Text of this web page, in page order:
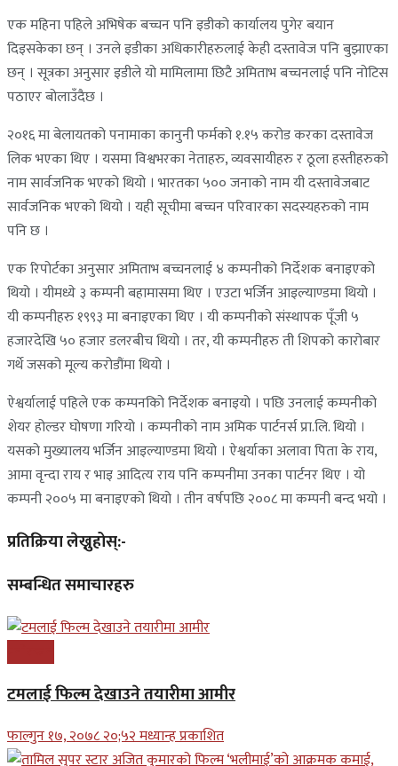
एक महिना पहिले अभिषेक बच्चन पनि इडीको कार्यालय पुगेर बयान
दिइसकेका छन् । उनले इडीका अधिकारीहरुलाई केही दस्तावेज पनि बुझाएका
छन् । सूत्रका अनुसार इडीले यो मामिलामा छिटै अमिताभ बच्चनलाई पनि नोटिस
पठाएर बोलाउँदैछ ।
२०१६ मा बेलायतको पनामाका कानुनी फर्मको १.१५ करोड करका दस्तावेज
लिक भएका थिए । यसमा विश्वभरका नेताहरु, व्यवसायीहरु र ठूला हस्तीहरुको
नाम सार्वजनिक भएको थियो । भारतका ५०० जनाको नाम यी दस्तावेजबाट
सार्वजनिक भएको थियो । यही सूचीमा बच्चन परिवारका सदस्यहरुको नाम
पनि छ ।
एक रिपोर्टका अनुसार अमिताभ बच्चनलाई ४ कम्पनीको निर्देशक बनाइएको
थियो । यीमध्ये ३ कम्पनी बहामासमा थिए । एउटा भर्जिन आइल्याण्डमा थियो ।
यी कम्पनीहरु १९९३ मा बनाइएका थिए । यी कम्पनीको संस्थापक पूँजी ५
हजारदेखि ५० हजार डलरबीच थियो । तर, यी कम्पनीहरु ती शिपको कारोबार
गर्थे जसको मूल्य करोडौंमा थियो ।
ऐश्वर्यालाई पहिले एक कम्पनकिो निर्देशक बनाइयो । पछि उनलाई कम्पनीको
शेयर होल्डर घोषणा गरियो । कम्पनीको नाम अमिक पार्टनर्स प्रा.लि. थियो ।
यसको मुख्यालय भर्जिन आइल्याण्डमा थियो । ऐश्वर्याका अलावा पिता के राय,
आमा वृन्दा राय र भाइ आदित्य राय पनि कम्पनीमा उनका पार्टनर थिए । यो
कम्पनी २००५ मा बनाइएको थियो । तीन वर्षपछि २००८ मा कम्पनी बन्द भयो ।
प्रतिक्रिया लेख्नुहोस्:-
सम्बन्धित समाचारहरु
टमलाई फिल्म देखाउने तयारीमा आमीर
फाल्गुन १७, २०७८ २०;५२ मध्यान्ह प्रकाशित